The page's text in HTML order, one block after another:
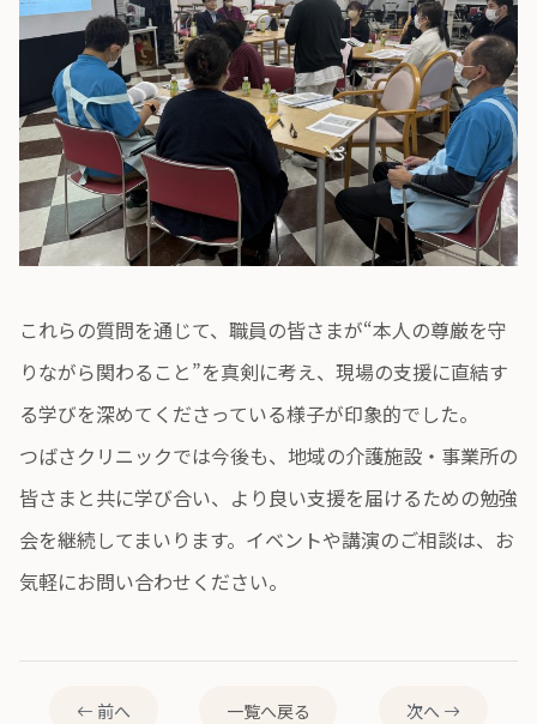
これらの質問を通じて、職員の皆さまが“本人の尊厳を守
りながら関わること”を真剣に考え、現場の支援に直結す
る学びを深めてくださっている様子が印象的でした。
つばさクリニックでは今後も、地域の介護施設・事業所の
皆さまと共に学び合い、より良い支援を届けるための勉強
会を継続してまいります。イベントや講演のご相談は、お
気軽にお問い合わせください。
前へ 一覧へ戻る 次へ